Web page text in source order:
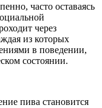
часто оставаясь
через
из которых
в поведении,
состоянии.
пива становится